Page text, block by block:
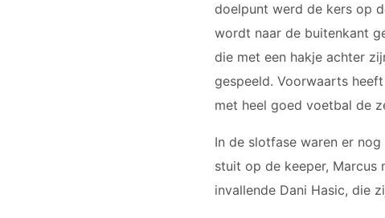
doelpunt werd de kers op
wordt naar de buitenkant
die met een hakje achter
gespeeld. Voorwaarts
met heel goed voetbal de
In de slotfase waren er
stuit op de keeper, Marcus
invallende Dani Hasic, die